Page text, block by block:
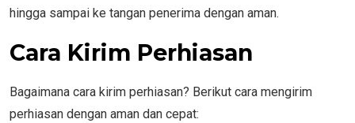
hingga sampai ke tangan penerima dengan aman.
Cara Kirim Perhiasan
Bagaimana cara kirim perhiasan? Berikut cara mengirim
perhiasan dengan aman dan cepat: